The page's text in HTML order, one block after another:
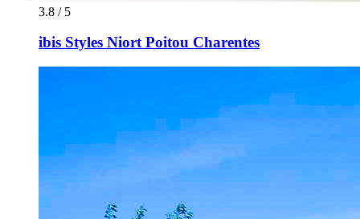
3.8 / 5
ibis Styles Niort Poitou Charentes